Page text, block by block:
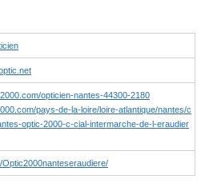
opticien-nantes-44300-2180
pays-de-la-loire/loire-atlantique/nantes/c
optic-2000-c-cial-intermarche-de-l-eraudier